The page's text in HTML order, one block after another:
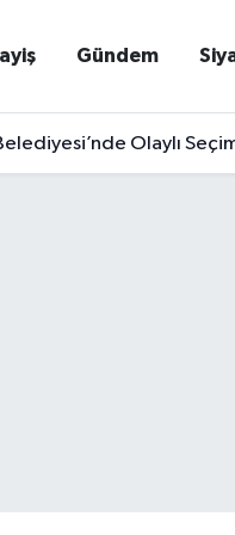
Gündem
Olaylı